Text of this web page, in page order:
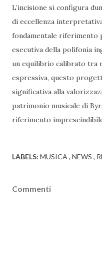
L’incisione si configura
di eccellenza
fondamentale riferimento
esecutiva della polifonia
un equilibrio calibrato tra
espressiva, questo
significativa alla
patrimonio musicale di
riferimento
LABELS: MUSICA NEWS
Commenti